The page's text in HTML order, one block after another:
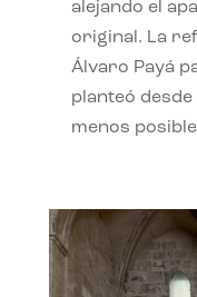
alejando el
original. La
Álvaro Payá
planteó
menos